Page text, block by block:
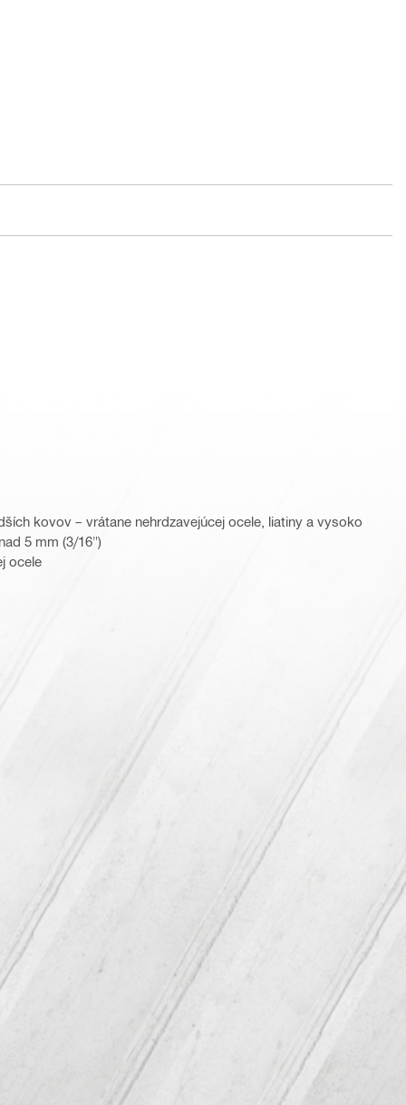
kovov – vrátane nehrdzavejúcej ocele, liatiny a vysoko
5 mm (3/16")
ocele